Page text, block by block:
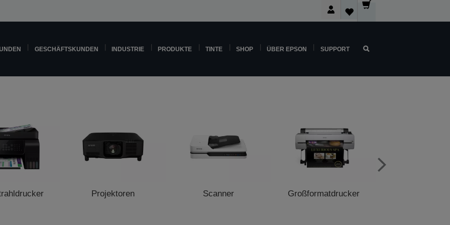
GESCHÄFTSKUNDEN INDUSTRIE PRODUKTE TINTE SHOP ÜBER EPSON SUPPORT
Projektoren Scanner Großformatdrucker